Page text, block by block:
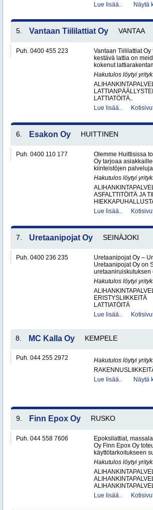
Lue lisää..
Näytä
5. Vantaan Tiililattiat Oy VANTAA
Puh. 0400 455 223
Vantaan Tiililattiat
kestävä lattia on
kokenut
Hakutulos löytyi
LATTIATÖITÄ..
Lue lisää..
6. Esakon Oy HUITTINEN
Puh. 0400 110 177
Olemme Huittisissa
Oy tarjoaa
kiinteistöjen
Hakutulos löytyi
ASFALTTITÖITÄ JA
Lue lisää..
7. Uretaanipojat Oy SEINÄJOKI
Puh. 0400 236 235
Uretaanipojat Oy –
Uretaanipojat Oy on
uretaaniruiskutuksen
Hakutulos löytyi
ERISTYSLIIKKEITÄ
LATTIATÖITÄ
Lue lisää..
8. MC Kalla Oy KEMPELE
Puh. 044 255 2972
Hakutulos löytyi
Lue lisää..
Näytä
9. Finn Epox Oy RUSKO
Puh. 044 558 7606
Epoksilattiat,
Oy Finn Epox Oy
käyttötarkoitukseen
Hakutulos löytyi
Lue lisää..